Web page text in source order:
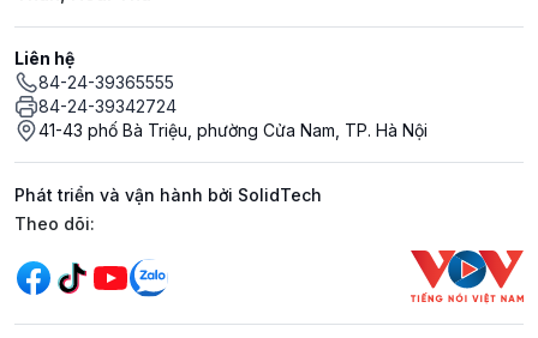
Liên hệ
84-24-39365555
84-24-39342724
41-43 phố Bà Triệu, phường Cửa Nam, TP. Hà Nội
Phát triển và vận hành bởi SolidTech
Mạng xã hội
Theo dõi: